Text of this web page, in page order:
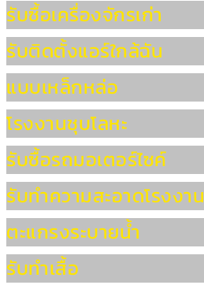
รับซื้อเครื่องจักรเก่า
รับติดตั้งแอร์ใกล้ฉัน
แบบเหล็กหล่อ
โรงงานชุบโลหะ
รับซื้อรถมอเตอร์ไซค์
รับทำความสะอาดโรงงาน
ตะแกรงระบายน้ำ
รับทำเสื้อ